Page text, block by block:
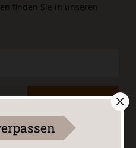
finden Sie in unseren
Jetzt anmelden